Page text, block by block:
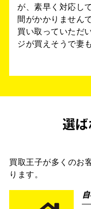
が、素早く対応し
間がかかりません
買い取っていただ
ジが買えそうで妻
選ば
買取王子が多くのお
ります。